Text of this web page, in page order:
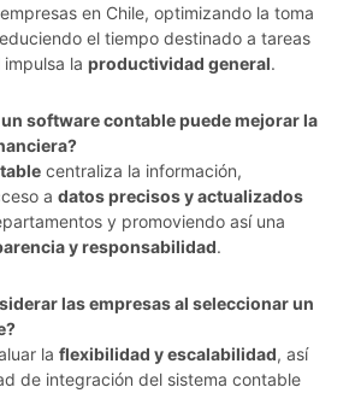
en Chile, optimizando la toma
el tiempo destinado a tareas
la productividad general.
un software contable puede mejorar la
centraliza la información,
a datos precisos y actualizados
y promoviendo así una
y responsabilidad.
las empresas al seleccionar un
la flexibilidad y escalabilidad, así
de integración del sistema contable